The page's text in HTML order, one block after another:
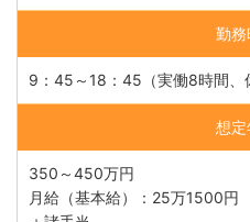
勤務
9：45～18：45（実働8時間、
想定
350～450万円
月給（基本給）：25万1500円